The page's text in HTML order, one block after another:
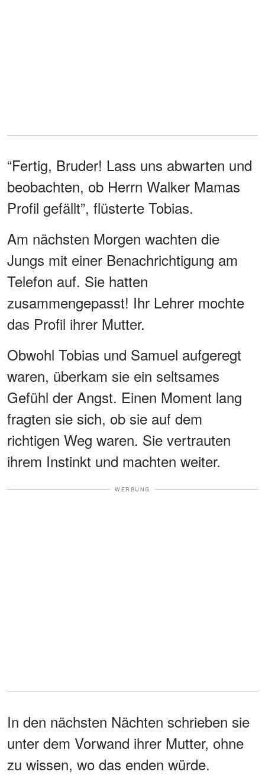
“Fertig, Bruder! Lass uns abwarten und
beobachten, ob Herrn Walker Mamas
Profil gefällt”, flüsterte Tobias.
Am nächsten Morgen wachten die
Jungs mit einer Benachrichtigung am
Telefon auf. Sie hatten
zusammengepasst! Ihr Lehrer mochte
das Profil ihrer Mutter.
Obwohl Tobias und Samuel aufgeregt
waren, überkam sie ein seltsames
Gefühl der Angst. Einen Moment lang
fragten sie sich, ob sie auf dem
richtigen Weg waren. Sie vertrauten
ihrem Instinkt und machten weiter.
WERBUNG
In den nächsten Nächten schrieben sie
unter dem Vorwand ihrer Mutter, ohne
zu wissen, wo das enden würde.